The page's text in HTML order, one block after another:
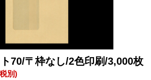
70/〒枠なし/2色印刷/3,000枚
別)